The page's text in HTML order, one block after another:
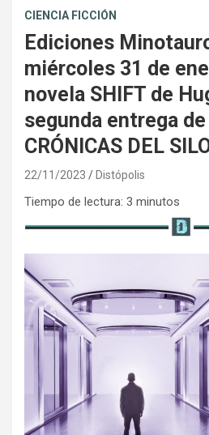
CIENCIA FICCIÓN
Ediciones
miércoles 31 de
novela SHIFT de
segunda entrega
CRÓNICAS DEL
22/11/2023 Distópolis
Tiempo de lectura: 3 minutos